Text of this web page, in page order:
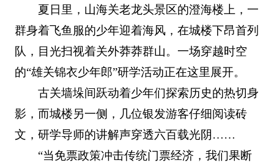
夏日里，山海关老龙头景区的澄海楼上，一
群身着飞鱼服的少年迎着海风，在城楼下昂首列
队，目光扫视着关外莽莽群山。一场穿越时空
的“雄关锦衣少年郎”研学活动正在这里展开。
古关墙垛间跃动着少年们探索历史的热切身
影，而城楼另一侧，几位银发游客仔细阅读砖
文，研学导师的讲解声穿透六百载光阴……
“当免票政策冲击传统门票经济，我们果断